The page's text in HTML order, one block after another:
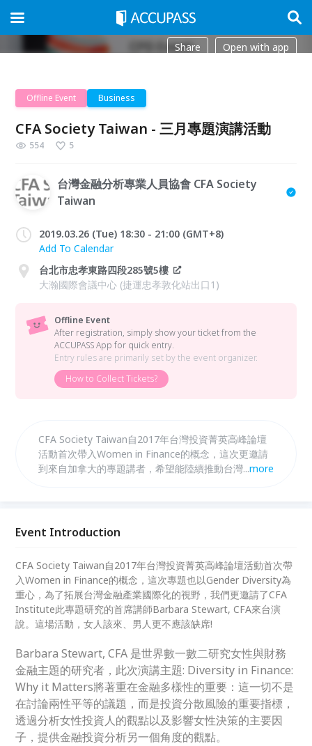
Share Open with app
Offline Event Business
CFA Society Taiwan - 三月專題演講活動
554 5
台灣金融分析專業人員協會 CFA Society
Taiwan
2019.03.26 (Tue) 18:30 - 21:00 (GMT+8)
Add To Calendar
台北市忠孝東路四段285號5樓
大瀚國際會議中心 (捷運忠孝敦化站出口1)
Offline Event
After registration, simply show your ticket from the
ACCUPASS App for quick entry.
Entry rules are primarily set by the event organizer.
How to Collect Tickets?
CFA Society Taiwan自2017年台灣投資菁英高峰論壇
活動首次帶入Women in Finance的概念，這次更邀請
到來自加拿大的專題講者，希望能陸續推動台灣金融產
...more
Event Introduction
CFA Society Taiwan自2017年台灣投資菁英高峰論壇活動首次帶
入Women in Finance的概念，這次專題也以Gender Diversity為
重心，為了拓展台灣金融產業國際化的視野，我們更邀請了CFA
Institute此專題研究的首席講師Barbara Stewart, CFA來台演
說。這場活動，女人該來、男人更不應該缺席!
Barbara Stewart, CFA 是世界數一數二研究女性與財務
金融主題的研究者，此次演講主題: Diversity in Finance:
Why it Matters將著重在金融多樣性的重要：這一切不是
在討論兩性平等的議題，而是投資分散風險的重要指標，
透過分析女性投資人的觀點以及影響女性決策的主要因
子，提供金融投資分析另一個角度的觀點。